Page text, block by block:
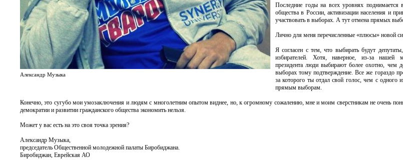
Александр Музыка
Последние годы на всех уровнях поднимается
общества в России, активизации населения и
участвовать в выборах. А тут отмена прямых
Лично для меня перечисленные «плюсы» новой
Я согласен с тем, что выбирать будут
избирателей. Хотя, наверное, из-за нашей
президента люди выбирают более охотно, чем
выборах тому подтверждение. Все же гораздо
за которого ты отдал свой голос, чем с одного
прямым выборам.
Конечно, это сугубо мои умозаключения и людям с многолетним опытом виднее, но, к огромному сожалению, мне и моим сверстникам не очень
демократии и развитии гражданского общества экономить нельзя.
Может у вас есть на это своя точка зрения?
Александр Музыка,
председатель Общественной молодежной палаты Биробиджана.
Биробиджан, Еврейская АО